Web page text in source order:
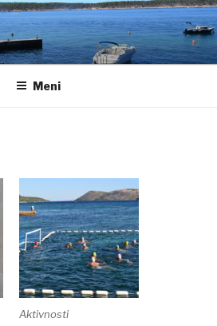
Meni
Aktivnosti